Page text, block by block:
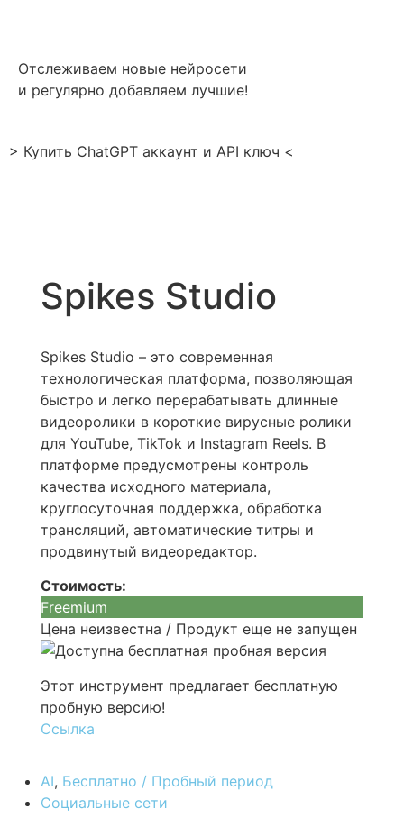
Отслеживаем новые нейросети
и регулярно добавляем лучшие!
> Купить ChatGPT аккаунт и API ключ <
Spikes Studio
Spikes Studio – это современная
технологическая платформа, позволяющая
быстро и легко перерабатывать длинные
видеоролики в короткие вирусные ролики
для YouTube, TikTok и Instagram Reels. В
платформе предусмотрены контроль
качества исходного материала,
круглосуточная поддержка, обработка
трансляций, автоматические титры и
продвинутый видеоредактор.
Стоимость:
Freemium
Цена неизвестна / Продукт еще не запущен
Этот инструмент предлагает бесплатную
пробную версию!
Ссылка
AI, Бесплатно / Пробный период
Социальные сети